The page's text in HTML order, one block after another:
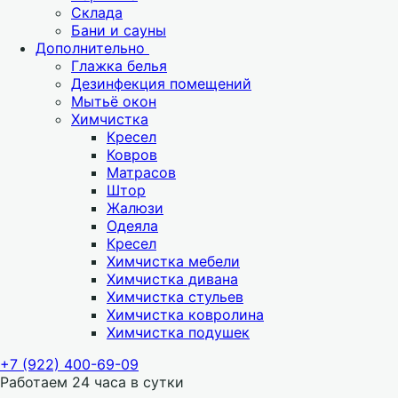
Склада
Бани и сауны
Дополнительно
Глажка белья
Дезинфекция помещений
Мытьё окон
Химчистка
Кресел
Ковров
Матрасов
Штор
Жалюзи
Одеяла
Кресел
Химчистка мебели
Химчистка дивана
Химчистка стульев
Химчистка ковролина
Химчистка подушек
+7 (922) 400-69-09
Работаем 24 часа в сутки